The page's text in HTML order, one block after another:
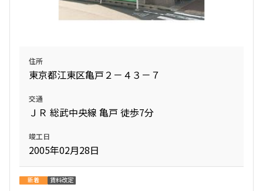
フリーレント付き
間取り
1R〜1K
1DK〜1LDK
2LDK
4LDK〜
専有面積
住所
東京都江東区亀戸２－４３－７
交通
ＪＲ 総武中央線 亀戸 徒歩7分
竣工日
2005年02月28日
新着 賃料改定